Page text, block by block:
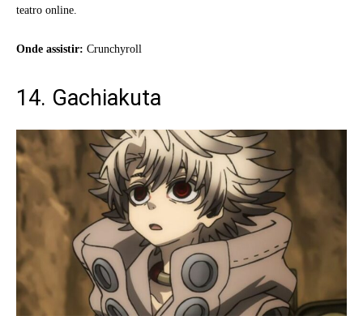
teatro online.
Onde assistir: Crunchyroll
14. Gachiakuta